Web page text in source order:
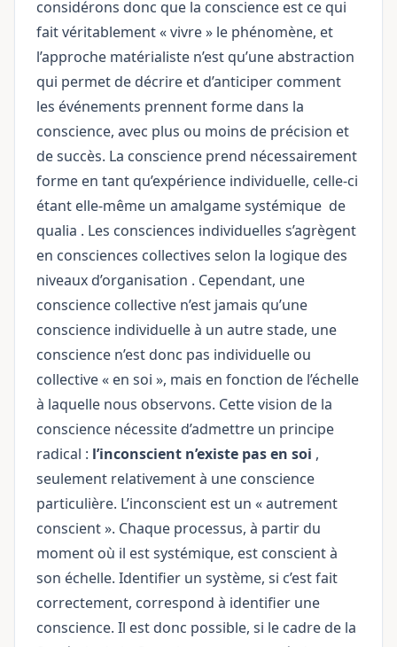
considérons donc que la conscience est ce qui
fait véritablement « vivre » le phénomène, et
l’approche matérialiste n’est qu’une abstraction
qui permet de décrire et d’anticiper comment
les événements prennent forme dans la
conscience, avec plus ou moins de précision et
de succès. La conscience prend nécessairement
forme en tant qu’expérience individuelle, celle-ci
étant elle-même un amalgamesystémique de
qualia . Les consciences individuelles s’agrègent
en consciences collectives selon la logique des
niveaux d’organisation . Cependant, une
conscience collective n’est jamais qu’une
conscience individuelle à un autre stade, une
conscience n’est donc pas individuelle ou
collective « en soi », mais en fonction de l’échelle
à laquelle nous observons. Cette vision de la
conscience nécessite d’admettre un principe
radical : l’inconscient n’existe pas en soi ,
seulement relativement à une conscience
particulière. L’inconscient est un « autrement
conscient ». Chaque processus, à partir du
moment où il est systémique, est conscient à
son échelle. Identifier un système, si c’est fait
correctement, correspond à identifier une
conscience. Il est donc possible, si le cadre de la